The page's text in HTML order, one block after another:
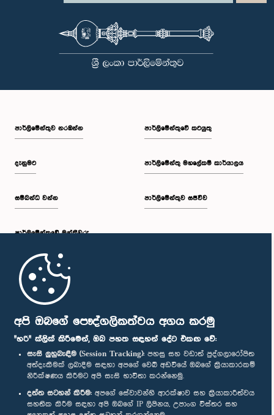
අපි ඔබගේ පෞද්ගලිකත්වය අගය කරමු
"හරි" ක්ලික් කිරීමෙන්, ඔබ පහත සඳහන් දේට එකඟ වේ:
සැසි ලුහුබැඳීම (Session Tracking): පහසු සහ වඩාත් පුද්ගලාරෝපිත
අත්දැකීමක් ලබාදීම සඳහා අපගේ වෙබ් අඩවියේ ඔබගේ ක්‍රියාකාරකම්
නිරීක්ෂණය කිරීමට අපි සැසි භාවිතා කරන්නෙමු.
දත්ත සටහන් කිරීම: අපගේ සේවාවන්හි ආරක්ෂාව සහ ක්‍රියාකාරීත්වය
සහතික කිරීම සඳහා අපි ඔබගේ IP ලිපිනය, උපාංග විස්තර සහ
පාර්ලි‌මේන්තුව නරඹන්න
දැනුමට
සම්බන්ධ වන්න
පාර්ලි‌මේන්තුවේ මන්ත්‍රීවරු
මුල් පිටුව
පාර්ලිමේන්තුවේ කටයුතු
පාර්ලිමේන්තු මහලේකම් කාර්යාලය
පාර්ලිමේන්තුව සජීවීව
පාර්ලිමේන්තු ජංගම යෙදුම
අප හා සම්බන්ධ වී සිටින්න :